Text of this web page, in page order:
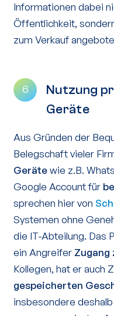
Informationen dabei
Öffentlichkeit,
zum Verkauf
6
Nutzung
Geräte
Aus Gründen der
Belegschaft vieler
Gerätewie z.B.
Google Account für
sprechen hier von
Systemen ohne
die IT-Abteilung. Das
ein Angreifer Zugang
Kollegen, hat er auch
gespeicherten
insbesondere